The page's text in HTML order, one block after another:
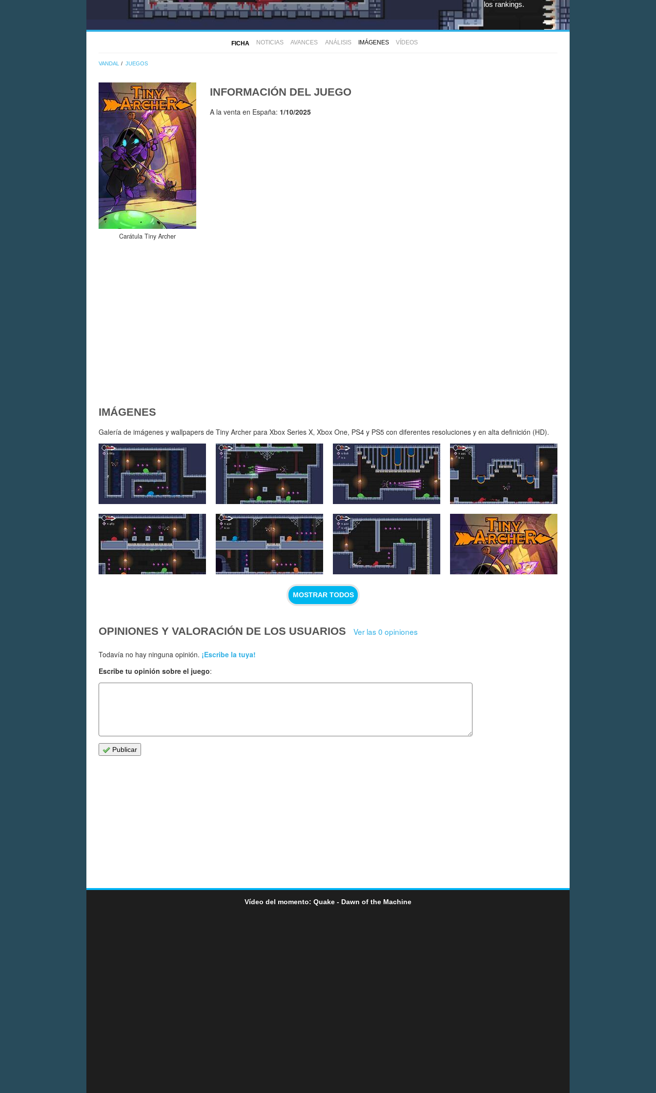
los rankings.
FICHA NOTICIAS AVANCES ANÁLISIS IMÁGENES VÍDEOS
VANDAL JUEGOS
Carátula Tiny Archer
INFORMACIÓN DEL JUEGO
A la venta en España: 1/10/2025
IMÁGENES
Galería de imágenes y wallpapers de Tiny Archer para Xbox Series X, Xbox One, PS4 y PS5 con diferentes resoluciones y en alta definición (HD).
MOSTRAR TODOS
OPINIONES Y VALORACIÓN DE LOS USUARIOS Ver las 0 opiniones
Todavía no hay ninguna opinión. ¡Escribe la tuya!
Escribe tu opinión sobre el juego:
Publicar
Vídeo del momento: Quake - Dawn of the Machine